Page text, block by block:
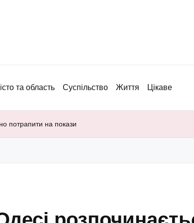
та область Суспільство Життя Цікаве
потрапити на покази